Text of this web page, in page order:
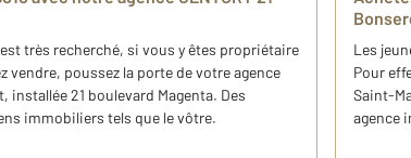
très recherché, si vous y êtes propriétaire
poussez la porte de votre agence
installée 21 boulevard Magenta. Des
immobiliers tels que le vôtre.
Les
Pour
Saint-
agence